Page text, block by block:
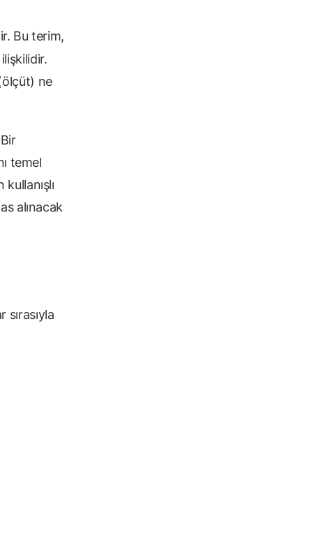
Bu terim,
ne
temel
alınacak